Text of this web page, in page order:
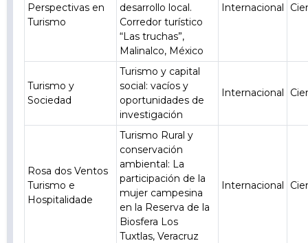
Perspectivas en
Turismo
desarrollo local.
Corredor turístico
“Las truchas”,
Malinalco, México
Internacional
Turismo y
Sociedad
Turismo y capital
social: vacíos y
oportunidades de
investigación
Internacional
Rosa dos Ventos
Turismo e
Hospitalidade
Turismo Rural y
conservación
ambiental: La
participación de la
mujer campesina
en la Reserva de la
Biosfera Los
Tuxtlas, Veracruz
Internacional